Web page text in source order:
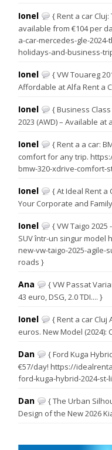
Ionel
{ Rent a car
available from €104 per
a-car-mercedes-gle-
holidays-and-business-
Ionel
{ VW Touareg
Affordable at Alfa Rent a
Ionel
{ Business
2023 (AWD) – Available at
Ionel
{ Rent a a car:
comfort for any trip.
bmw-320-xdrive-
Ionel
{ At Ideal Rent a
Your Corporate and
Ionel
{ VW Taigo
SUV într-un singur
new-vw-taigo-2025-agile-
roads }
Ana
{ VW Passat
43 euro, DSG, 2.0 TDI.... }
Ionel
{ Rent a car Cluj
euros. New Model (2024):
Dan
{ Ford Kuga
€57/day! https://
ford-kuga-hybrid-2024-st-
Dan
{ The Urban
Design of the New 2026